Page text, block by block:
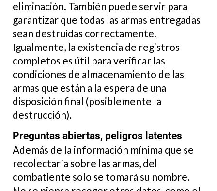
eliminación. También puede servir para
garantizar que todas las armas entregadas
sean destruidas correctamente.
Igualmente, la existencia de registros
completos es útil para verificar las
condiciones de almacenamiento de las
armas que están a la espera de una
disposición final (posiblemente la
destrucción).
Preguntas abiertas, peligros latentes
Además de la información mínima que se
recolectaría sobre las armas, del
combatiente solo se tomará su nombre.